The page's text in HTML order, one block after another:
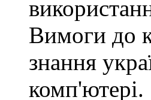
Вимоги до
знання
комп'ютері.